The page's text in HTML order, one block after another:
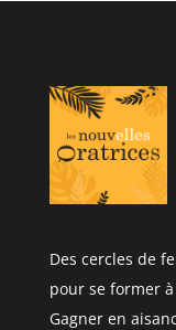
Des cercles de
pour se former
Gagner en